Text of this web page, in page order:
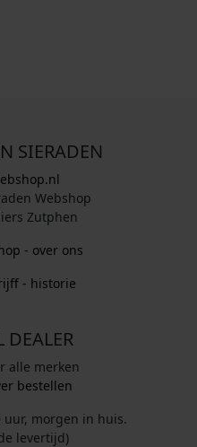
SIERADEN
Webshop
Zutphen
- over ons
- historie
DEALER
alle merken
bestellen
uur, morgen in huis.
levertijd)